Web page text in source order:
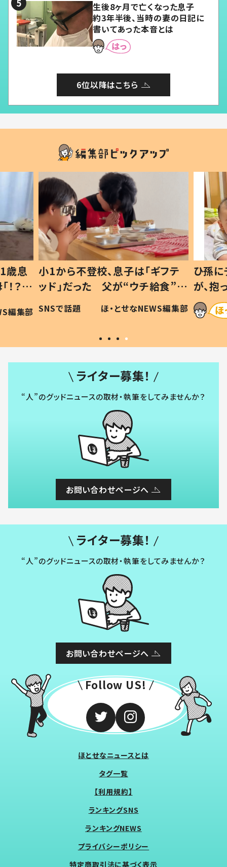
生後8ヶ月で亡くなった息子
約3年半後、当時の妻の日記に
書いてあった本音とは
6位以降はこちら
歳息
？」
編集部
小1から不登校、息子は「ギフテ
ッド」だった 父が“ウチ給食”を
作り続ける理由とは #令和の親
#令和の子
SNSで話題 ほ・とせなNEWS編集部
ひ孫
が、
「涙が
い」
ライター募集！
“人”のグッドニュースの取材・執筆をしてみませんか？
お問い合わせページへ
ライター募集！
“人”のグッドニュースの取材・執筆をしてみませんか？
お問い合わせページへ
Follow US!
ほとせなニュースとは
タグ一覧
【利用規約】
ランキングSNS
ランキングNEWS
プライバシーポリシー
特定商取引法に基づく表示